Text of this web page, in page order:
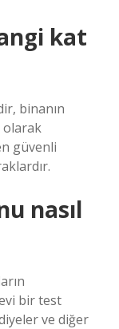
kat
binanın
olarak
güvenli
nasıl
bir test
ve diğer